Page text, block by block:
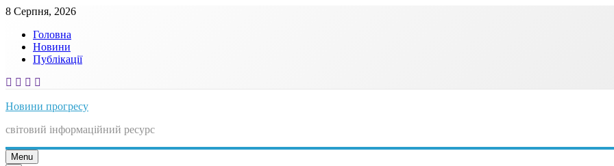
Skip
content
8 Серпня, 2026
Головна
Новини
Публікації
Новини прогресу
світовий інформаційний ресурс
Menu